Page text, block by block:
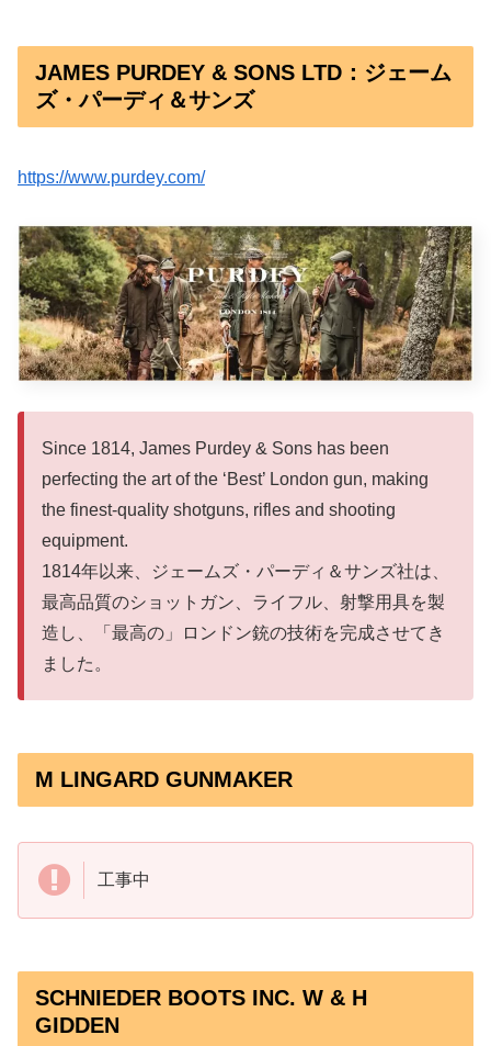
JAMES PURDEY & SONS LTD：ジェーム
ズ・パーディ＆サンズ
https://www.purdey.com/
Since 1814, James Purdey & Sons has been
perfecting the art of the ‘Best’ London gun, making
the finest-quality shotguns, rifles and shooting
equipment.
1814年以来、ジェームズ・パーディ＆サンズ社は、
最高品質のショットガン、ライフル、射撃用具を製
造し、「最高の」ロンドン銃の技術を完成させてき
ました。
M LINGARD GUNMAKER
工事中
SCHNIEDER BOOTS INC. W & H
GIDDEN